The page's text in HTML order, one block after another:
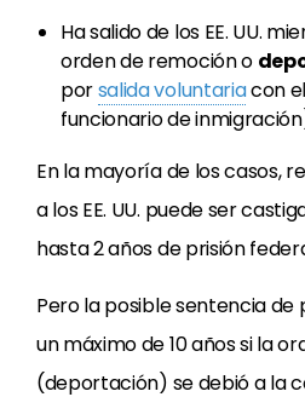
Ha salido de los EE. UU.
orden de remoción o
porsalida voluntariacon
funcionario de
En la mayoría de los casos,
a los EE. UU. puede ser
hasta 2 años de prisión
Pero la posible sentencia
un máximo de 10 años si la
(deportación) se debió a la